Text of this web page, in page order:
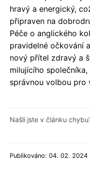
hravý a energický,
připraven na
Péče o anglického
pravidelné očkování
nový přítel zdravý a
milujícího
správnou volbou pro
Našli jste v článku
Publikováno: 04. 02. 2024